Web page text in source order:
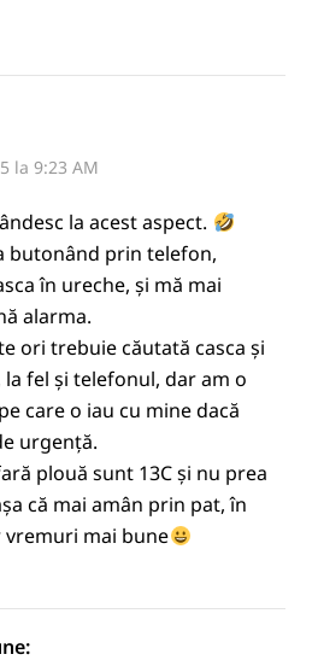
la 9:23 AM
la acest aspect.
butonând prin telefon,
în ureche, și mă mai
alarma.
ori trebuie căutată casca și
la fel și telefonul, dar am o
care o iau cu mine dacă
urgență.
plouă sunt 13C și nu prea
că mai amân prin pat, în
mai bune